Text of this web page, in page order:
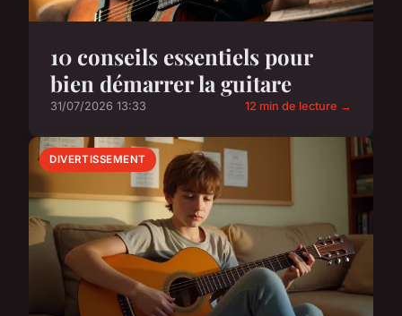
10 conseils essentiels pour
bien démarrer la guitare
31/07/2026 13:33 12 min de lecture →
DIVERTISSEMENT